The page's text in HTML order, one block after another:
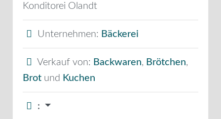
Konditorei Olandt
Unternehmen: Bäckerei
Verkauf von: Backwaren, Brötchen,
Brot und Kuchen
: